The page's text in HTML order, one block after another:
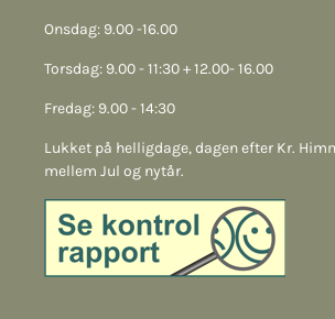
Onsdag: 9.00 -16.00
Torsdag: 9.00 - 11:30 + 12.00- 16.00
Fredag: 9.00 - 14:30
Lukket på helligdage, dagen efter Kr.
mellem Jul og nytår.